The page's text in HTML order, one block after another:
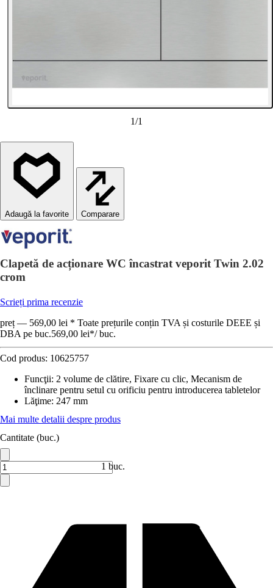
1/1
Comparare
Clapetă de acționare WC încastrat veporit Twin 2.02
crom
Scrieți prima recenzie
preț — 569,00 lei * Toate prețurile conțin TVA și costurile DEEE și
DBA pe buc.569,00 lei*/ buc.
Cod produs: 10625757
Funcţii: 2 volume de clătire, Fixare cu clic, Mecanism de
înclinare pentru setul cu orificiu pentru introducerea tabletelor
Lăţime: 247 mm
Mai multe detalii despre produs
Cantitate (buc.)
1 buc.